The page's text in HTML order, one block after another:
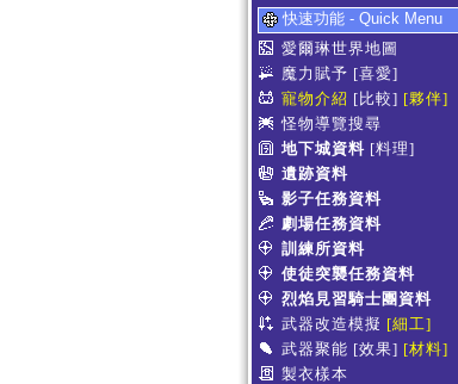
快速功能 - Quick Menu
愛爾琳世界地圖
魔力賦予 [喜愛]
寵物介紹 [比較] [夥伴]
怪物導覽搜尋
地下城資料 [料理]
遺跡資料
影子任務資料
劇場任務資料
訓練所資料
使徒突襲任務資料
烈焰見習騎士團資料
武器改造模擬 [細工]
武器聚能 [效果] [材料]
製衣樣本